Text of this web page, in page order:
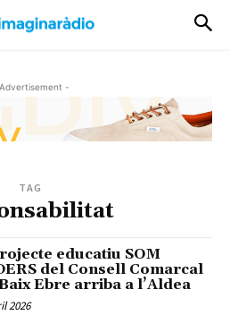
-
TAG
educatiu SOM
del Consell Comarcal
Ebre arriba a l’Aldea
2026